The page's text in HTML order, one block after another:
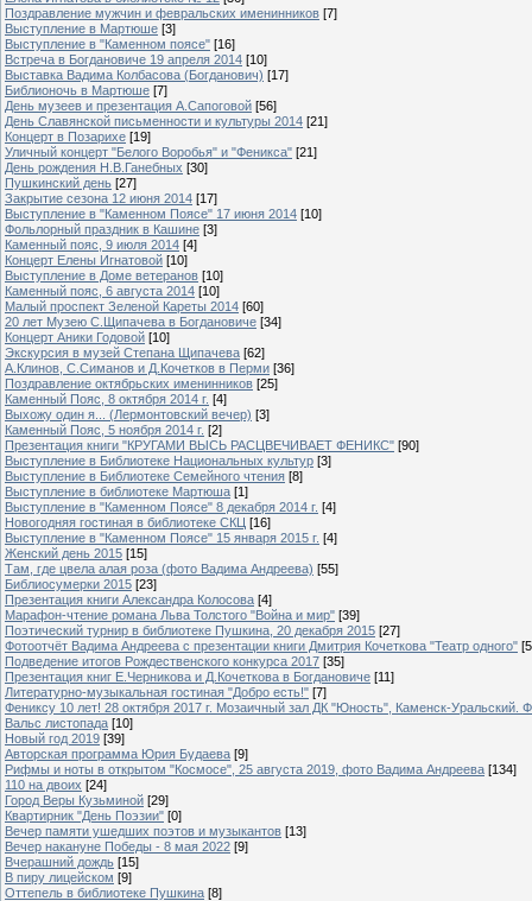
Поздравление мужчин и февральских именинников [7]
Выступление в Мартюше [3]
Выступление в "Каменном поясе" [16]
Встреча в Богдановиче 19 апреля 2014 [10]
Выставка Вадима Колбасова (Богданович) [17]
Библионочь в Мартюше [7]
День музеев и презентация А.Сапоговой [56]
День Славянской письменности и культуры 2014 [21]
Концерт в Позарихе [19]
Уличный концерт "Белого Воробья" и "Феникса" [21]
День рождения Н.В.Ганебных [30]
Пушкинский день [27]
Закрытие сезона 12 июня 2014 [17]
Выступление в "Каменном Поясе" 17 июня 2014 [10]
Фольлорный праздник в Кашине [3]
Каменный пояс, 9 июля 2014 [4]
Концерт Елены Игнатовой [10]
Выступление в Доме ветеранов [10]
Каменный пояс, 6 августа 2014 [10]
Малый проспект Зеленой Кареты 2014 [60]
20 лет Музею С.Щипачева в Богдановиче [34]
Концерт Аники Годовой [10]
Экскурсия в музей Степана Щипачева [62]
А.Клинов, С.Симанов и Д.Кочетков в Перми [36]
Поздравление октябрьских именинников [25]
Каменный Пояс, 8 октября 2014 г. [4]
Выхожу один я... (Лермонтовский вечер) [3]
Каменный Пояс, 5 ноября 2014 г. [2]
Презентация книги "КРУГАМИ ВЫСЬ РАСЦВЕЧИВАЕТ ФЕНИКС" [90]
Выступление в Библиотеке Национальных культур [3]
Выступление в Библиотеке Семейного чтения [8]
Выступление в библиотеке Мартюша [1]
Выступление в "Каменном Поясе" 8 декабря 2014 г. [4]
Новогодняя гостиная в библиотеке СКЦ [16]
Выступление в "Каменном Поясе" 15 января 2015 г. [4]
Женский день 2015 [15]
Там, где цвела алая роза (фото Вадима Андреева) [55]
Библиосумерки 2015 [23]
Презентация книги Александра Колосова [4]
Марафон-чтение романа Льва Толстого "Война и мир" [39]
Поэтический турнир в библиотеке Пушкина, 20 декабря 2015 [27]
Фотоотчёт Вадима Андреева с презентации книги Дмитрия Кочеткова "Театр одного"
Подведение итогов Рождественского конкурса 2017 [35]
Презентация книг Е.Черникова и Д.Кочеткова в Богдановиче [11]
Литературно-музыкальная гостиная "Добро есть!" [7]
Фениксу 10 лет! 28 октября 2017 г. Мозаичный зал ДК "Юность", Каменск-Уральский.
Вальс листопада [10]
Новый год 2019 [39]
Авторская программа Юрия Будаева [9]
Рифмы и ноты в открытом "Космосе", 25 августа 2019, фото Вадима Андреева [134]
110 на двоих [24]
Город Веры Кузьминой [29]
Квартирник "День Поэзии" [0]
Вечер памяти ушедших поэтов и музыкантов [13]
Вечер накануне Победы - 8 мая 2022 [9]
Вчерашний дождь [15]
В пиру лицейском [9]
Оттепель в библиотеке Пушкина [8]